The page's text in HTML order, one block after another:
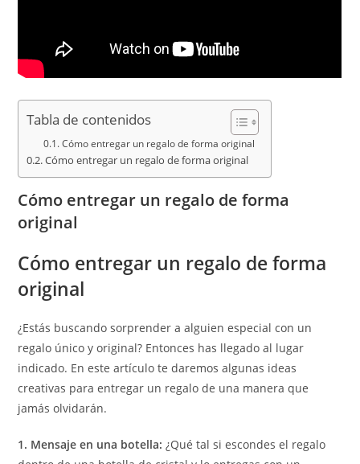
Tabla de contenidos
Cómo entregar un regalo de forma original
Cómo entregar un regalo de forma original
Cómo entregar un regalo de forma
original
Cómo entregar un regalo de forma
original
¿Estás buscando sorprender a alguien especial con un
regalo único y original? Entonces has llegado al lugar
indicado. En este artículo te daremos algunas ideas
creativas para entregar un regalo de una manera que
jamás olvidarán.
1. Mensaje en una botella: ¿Qué tal si escondes el regalo